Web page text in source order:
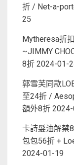
折 / Net-a-
25
Mytheresa折
~JIMMY
8折 2024-01-
郭雪芙同款
至24折 /
額外8折
卡詩髮油解禁
包包56折 +
2024-01-19